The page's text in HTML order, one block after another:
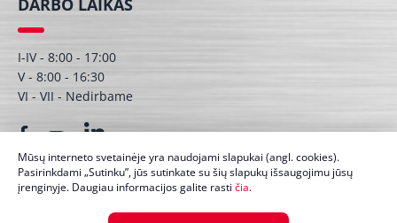
DARBO LAIKAS
I-IV - 8:00 - 17:00
V - 8:00 - 16:30
VI - VII - Nedirbame
© UAB Dagmita 2026. Visos teisės saugomos
Mūsų interneto svetainėje yra naudojami slapukai (angl. cookies).
Pasirinkdami „Sutinku”, jūs sutinkate su šių slapukų išsaugojimu jūsų
įrenginyje. Daugiau informacijos galite rasti čia.